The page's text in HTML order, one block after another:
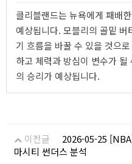
클리블랜드는 뉴욕에게 패배
예상됩니다. 모블리의 골밑
기 흐름을 바꿀 수 있을 것으
하고 체력과 방심이 변수가
의 승리가 예상됩니다.
이전글
2026-05-25
마시티 썬더스 분석